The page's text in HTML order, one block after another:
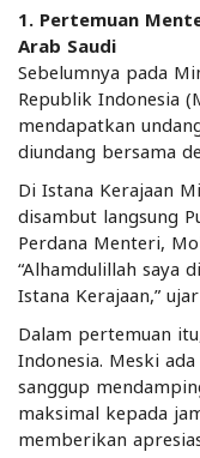
1. Pertemuan
Arab Saudi
Sebelumnya pada
Republik Indonesia
mendapatkan
diundang bersama
Di Istana Kerajaan
disambut langsung
Perdana Menteri,
“Alhamdulillah saya
Istana Kerajaan,”
Dalam pertemuan
Indonesia. Meski
sanggup
maksimal kepada
memberikan